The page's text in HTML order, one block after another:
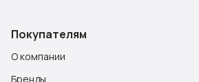
Покупателям
О компании
Бренды